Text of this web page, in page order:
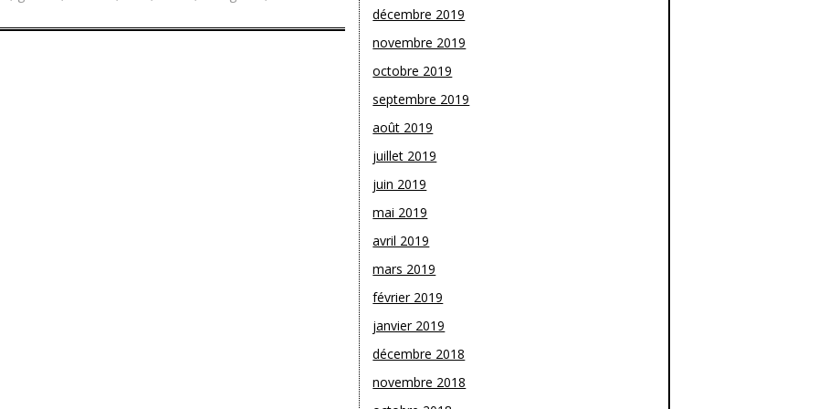
décembre 2019
novembre 2019
octobre 2019
septembre 2019
août 2019
juillet 2019
juin 2019
mai 2019
avril 2019
mars 2019
février 2019
janvier 2019
décembre 2018
novembre 2018